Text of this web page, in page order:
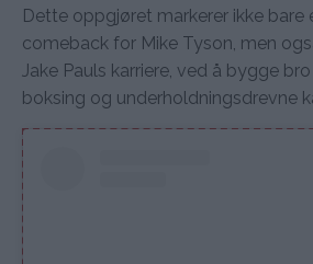
Dette oppgjøret markerer ikke bare
comeback for Mike Tyson, men
Jake Pauls karriere, ved å bygge
boksing og underholdningsdrevne